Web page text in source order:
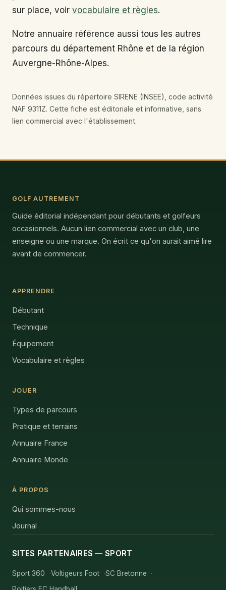
sur place, voir vocabulaire et règles.
Notre annuaire référence aussi tous les autres
parcours du département Rhône et de la région
Auvergne-Rhône-Alpes.
Données issues du répertoire SIRENE (INSEE), code activité
NAF 9311Z. Cette fiche est éditoriale et informative, sans
lien commercial avec l'établissement.
GOLF AUTREMENT
Guide éditorial indépendant pour débutants et golfeurs
occasionnels. Aucun lien commercial avec un club, une
enseigne ou une marque. On écrit ce qu'on aurait aimé lire
avant de commencer.
APPRENDRE
Débutant
Technique
Équipement
Vocabulaire et règles
JOUER
Types de parcours
Pratique et terrains
Annuaire France
Annuaire Monde
À PROPOS
Qui sommes-nous
Journal
SITES PARTENAIRES — SPORT
Sport 360 Voltigeurs Foot
SC Bretonne